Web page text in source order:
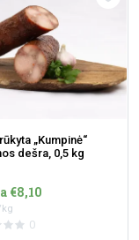
„Kumpinė“
dešra, 0,5 kg
€8,10
kg
0